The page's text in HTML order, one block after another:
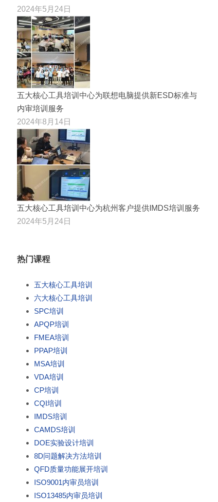
2024年5月24日
五大核心工具培训中心为联想电脑提供新ESD标准与
内审培训服务
2024年8月14日
五大核心工具培训中心为杭州客户提供IMDS培训服务
2024年5月24日
热门课程
五大核心工具培训
六大核心工具培训
SPC培训
APQP培训
FMEA培训
PPAP培训
MSA培训
VDA培训
CP培训
CQI培训
IMDS培训
CAMDS培训
DOE实验设计培训
8D问题解决方法培训
QFD质量功能展开培训
ISO9001内审员培训
ISO13485内审员培训